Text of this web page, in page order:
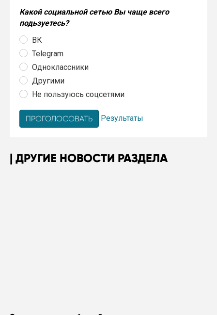
Какой социальной сетью Вы чаще всего
подьзуетесь?
ВК
Telegram
Одноклассники
Другими
Не пользуюсь соцсетями
Результаты
ДРУГИЕ НОВОСТИ РАЗДЕЛА